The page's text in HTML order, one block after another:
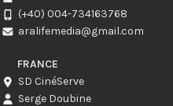
(+40) 004-734163768
aralifemedia@gmail.com
FRANCE
SD CinéServe
Serge Doubine